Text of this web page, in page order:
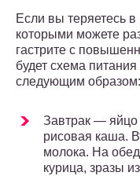
Если вы теряетесь
которыми можете
гастрите с
будет схема
следующим образом:
Завтрак — яйцо
рисовая каша.
молока. На
курица, зразы